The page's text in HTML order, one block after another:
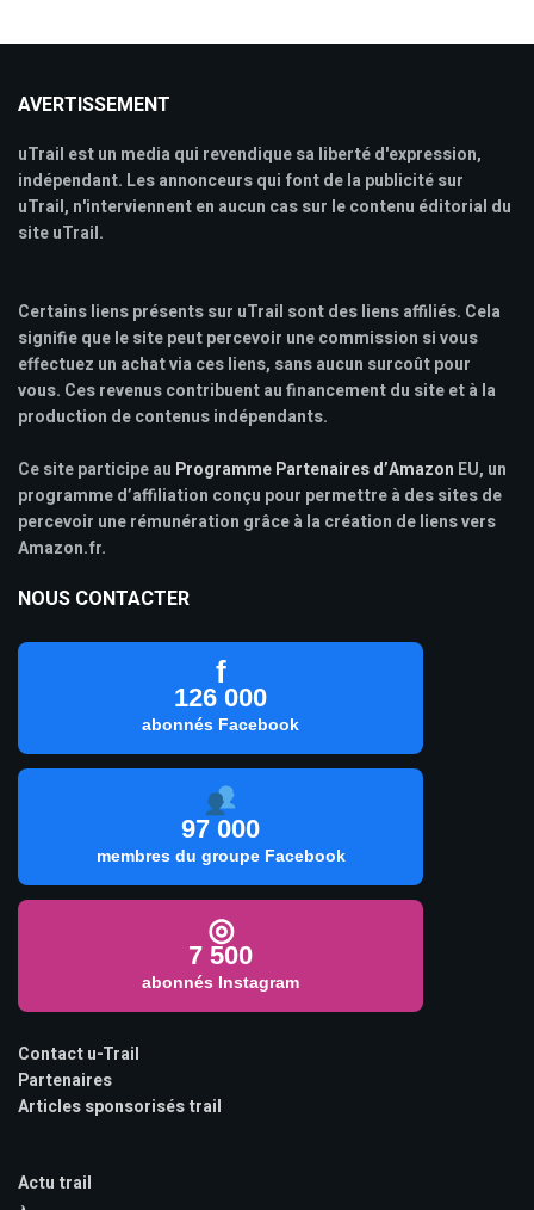
AVERTISSEMENT
uTrail est un media qui revendique sa liberté d'expression,
indépendant. Les annonceurs qui font de la publicité sur
uTrail, n'interviennent en aucun cas sur le contenu éditorial du
site uTrail.
Certains liens présents sur uTrail sont des liens affiliés. Cela
signifie que le site peut percevoir une commission si vous
effectuez un achat via ces liens, sans aucun surcoût pour
vous. Ces revenus contribuent au financement du site et à la
production de contenus indépendants.
Ce site participe au Programme Partenaires d’Amazon EU, un
programme d’affiliation conçu pour permettre à des sites de
percevoir une rémunération grâce à la création de liens vers
Amazon.fr.
NOUS CONTACTER
f
126 000
abonnés Facebook
97 000
membres du groupe Facebook
◎
7 500
abonnés Instagram
Contact u-Trail
Partenaires
Articles sponsorisés trail
Actu trail